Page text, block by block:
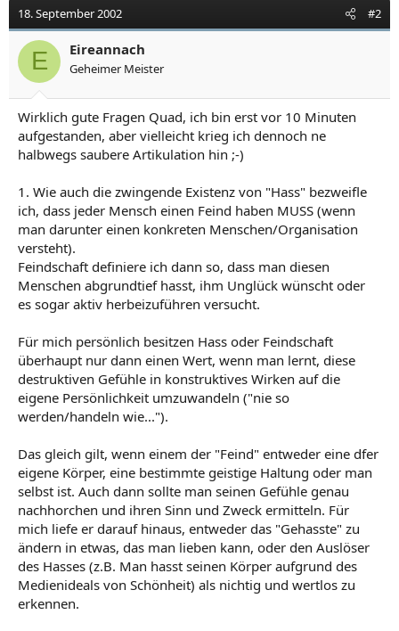
18. September 2002 #2
E Eireannach
Geheimer Meister
Wirklich gute Fragen Quad, ich bin erst vor 10 Minuten
aufgestanden, aber vielleicht krieg ich dennoch ne
halbwegs saubere Artikulation hin ;-)
1. Wie auch die zwingende Existenz von "Hass" bezweifle
ich, dass jeder Mensch einen Feind haben MUSS (wenn
man darunter einen konkreten Menschen/Organisation
versteht).
Feindschaft definiere ich dann so, dass man diesen
Menschen abgrundtief hasst, ihm Unglück wünscht oder
es sogar aktiv herbeizuführen versucht.
Für mich persönlich besitzen Hass oder Feindschaft
überhaupt nur dann einen Wert, wenn man lernt, diese
destruktiven Gefühle in konstruktives Wirken auf die
eigene Persönlichkeit umzuwandeln ("nie so
werden/handeln wie...").
Das gleich gilt, wenn einem der "Feind" entweder eine dfer
eigene Körper, eine bestimmte geistige Haltung oder man
selbst ist. Auch dann sollte man seinen Gefühle genau
nachhorchen und ihren Sinn und Zweck ermitteln. Für
mich liefe er darauf hinaus, entweder das "Gehasste" zu
ändern in etwas, das man lieben kann, oder den Auslöser
des Hasses (z.B. Man hasst seinen Körper aufgrund des
Medienideals von Schönheit) als nichtig und wertlos zu
erkennen.